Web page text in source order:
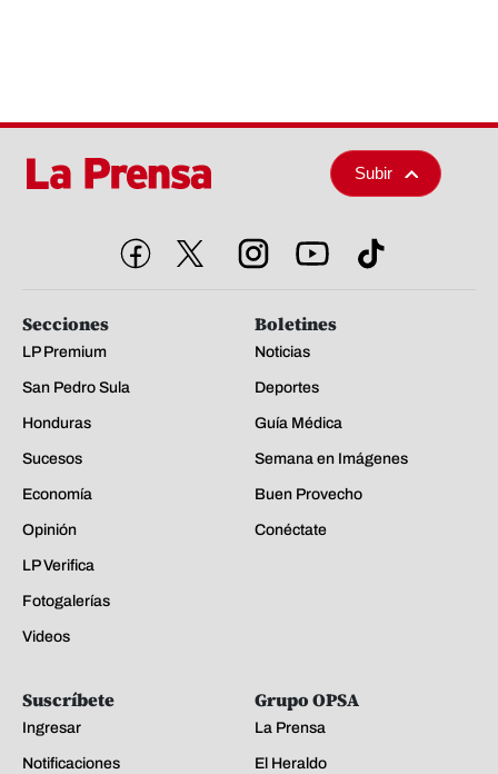
Subir
Secciones
LP Premium
San Pedro Sula
Honduras
Sucesos
Economía
Opinión
LP Verifica
Fotogalerías
Videos
Boletines
Noticias
Deportes
Guía Médica
Semana en Imágenes
Buen Provecho
Conéctate
Suscríbete
Ingresar
Notificaciones
Grupo OPSA
La Prensa
El Heraldo